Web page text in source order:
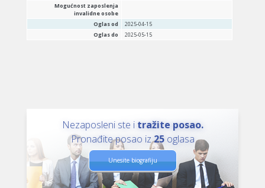
Mogućnost zaposlenja
invalidne osobe
Oglas od
2025-04-15
Oglas do
2025-05-15
Nezaposleni ste i tražite posao.
Pronađite posao iz25oglasa
Unesite biografiju